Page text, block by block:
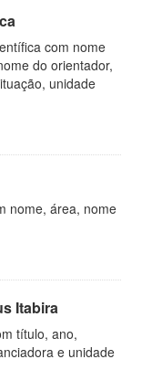
com nome
do orientador,
unidade
nome, área, nome
Itabira
título, ano,
e unidade